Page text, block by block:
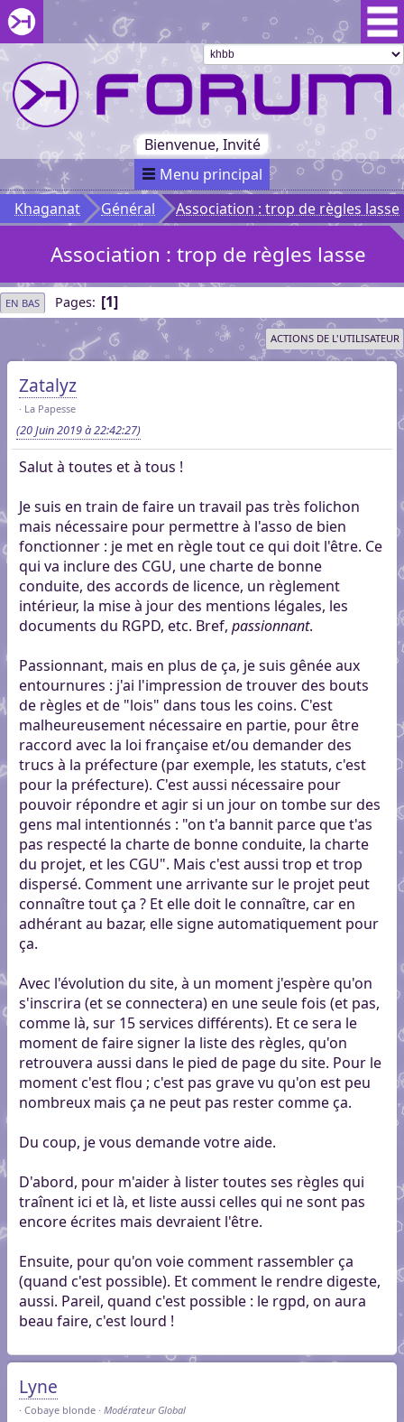
Aller au menu du forum
Aller au contenu du forum
Aller à la recherche dans le forum
Passer le
menu
Khaganat
Retour
au début
du menu
Khaganat
Bienvenue, Invité
Menu principal
Khaganat
Général Association : trop de règles lasse
Association : trop de règles lasse
EN BAS Pages 1
ACTIONS DE L'UTILISATEUR
Zatalyz
La Papesse
(20 Juin 2019 à 22:42:27)
Salut à toutes et à tous !
Je suis en train de faire un travail pas très folichon
mais nécessaire pour permettre à l'asso de bien
fonctionner : je met en règle tout ce qui doit l'être. Ce
qui va inclure des CGU, une charte de bonne
conduite, des accords de licence, un règlement
intérieur, la mise à jour des mentions légales, les
documents du RGPD, etc. Bref, passionnant.
Passionnant, mais en plus de ça, je suis gênée aux
entournures : j'ai l'impression de trouver des bouts
de règles et de "lois" dans tous les coins. C'est
malheureusement nécessaire en partie, pour être
raccord avec la loi française et/ou demander des
trucs à la préfecture (par exemple, les statuts, c'est
pour la préfecture). C'est aussi nécessaire pour
pouvoir répondre et agir si un jour on tombe sur des
gens mal intentionnés : "on t'a bannit parce que t'as
pas respecté la charte de bonne conduite, la charte
du projet, et les CGU". Mais c'est aussi trop et trop
dispersé. Comment une arrivante sur le projet peut
connaître tout ça ? Et elle doit le connaître, car en
adhérant au bazar, elle signe automatiquement pour
ça.
Avec l'évolution du site, à un moment j'espère qu'on
s'inscrira (et se connectera) en une seule fois (et pas,
comme là, sur 15 services différents). Et ce sera le
moment de faire signer la liste des règles, qu'on
retrouvera aussi dans le pied de page du site. Pour le
moment c'est flou ; c'est pas grave vu qu'on est peu
nombreux mais ça ne peut pas rester comme ça.
Du coup, je vous demande votre aide.
D'abord, pour m'aider à lister toutes ses règles qui
traînent ici et là, et liste aussi celles qui ne sont pas
encore écrites mais devraient l'être.
Ensuite, pour qu'on voie comment rassembler ça
(quand c'est possible). Et comment le rendre digeste,
aussi. Pareil, quand c'est possible : le rgpd, on aura
beau faire, c'est lourd !
Lyne
Cobaye blonde Modérateur Global